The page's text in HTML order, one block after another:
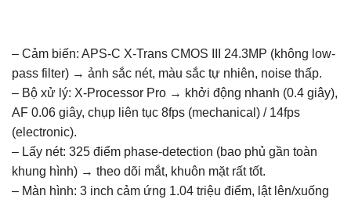
– Cảm biến: APS-C X-Trans CMOS III 24.3MP (không low-
pass filter) → ảnh sắc nét, màu sắc tự nhiên, noise thấp.
– Bộ xử lý: X-Processor Pro → khởi động nhanh (0.4 giây),
AF 0.06 giây, chụp liên tục 8fps (mechanical) / 14fps
(electronic).
– Lấy nét: 325 điểm phase-detection (bao phủ gần toàn
khung hình) → theo dõi mắt, khuôn mặt rất tốt.
– Màn hình: 3 inch cảm ứng 1.04 triệu điểm, lật lên/xuống